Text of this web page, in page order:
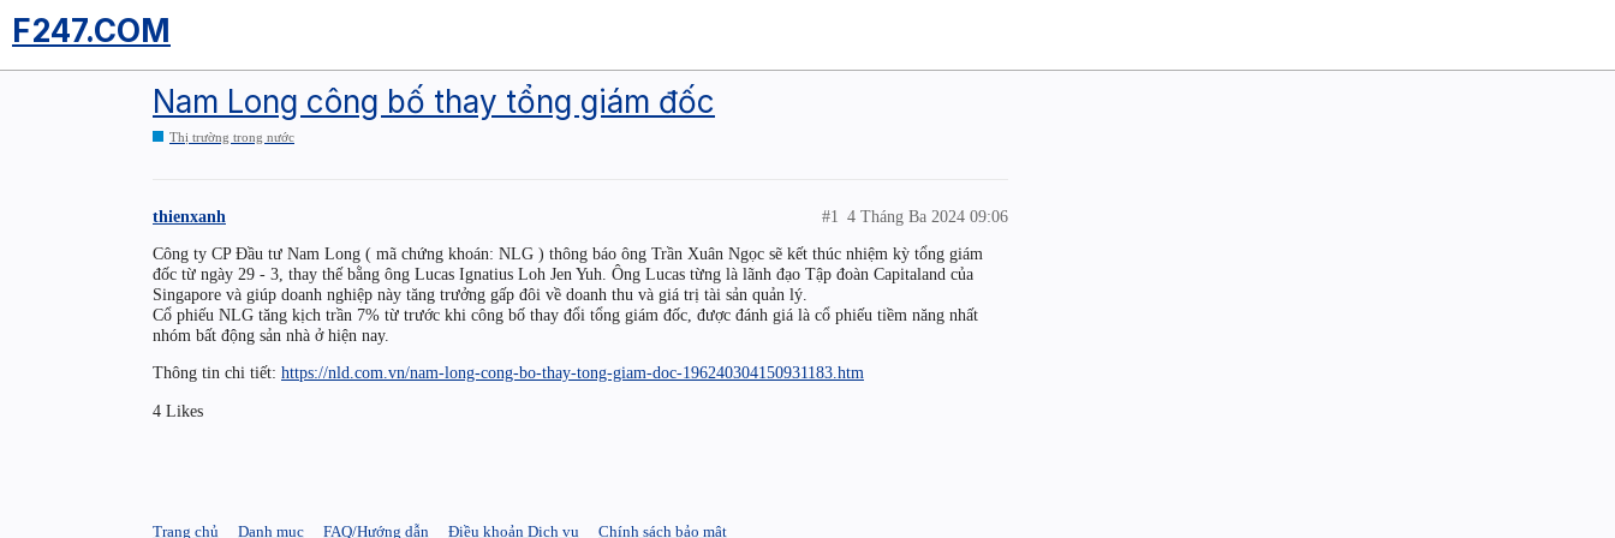
F247.COM
Nam Long công bố thay tổng giám đốc
Thị trường trong nước
thienxanh 4 Tháng Ba 2024 09:06
#1
Công ty CP Đầu tư Nam Long ( mã chứng khoán: NLG ) thông báo ông Trần Xuân Ngọc sẽ kết thúc nhiệm kỳ tổng giám
đốc từ ngày 29 - 3, thay thế bằng ông Lucas Ignatius Loh Jen Yuh. Ông Lucas từng là lãnh đạo Tập đoàn Capitaland của
Singapore và giúp doanh nghiệp này tăng trưởng gấp đôi về doanh thu và giá trị tài sản quản lý.
Cổ phiếu NLG tăng kịch trần 7% từ trước khi công bố thay đổi tổng giám đốc, được đánh giá là cổ phiếu tiềm năng nhất
nhóm bất động sản nhà ở hiện nay.
Thông tin chi tiết: https://nld.com.vn/nam-long-cong-bo-thay-tong-giam-doc-196240304150931183.htm
4 Likes
Trang chủ Danh mục FAQ/Hướng dẫn Điều khoản Dịch vụ Chính sách bảo mật